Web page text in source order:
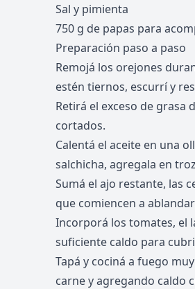
Sal y pimienta
750 g de papas para
Preparación paso a paso
Remojá los orejones
estén tiernos, escurrí y
Retirá el exceso de grasa
cortados.
Calentá el aceite en una
salchicha, agregala en
Sumá el ajo restante, las
que comiencen a
Incorporá los tomates, el
suficiente caldo para
Tapá y cociná a fuego
carne y agregando caldo